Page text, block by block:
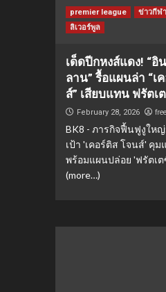
premier league ข่าวกีฬา
ลิเวอร์พูล
เด็ดปีกหงส์แดง! “อิ
ลาน” รื้อแผนล่า “เ
ส์” เสียบแทน ฟรัตเ
February 28, 2026
BK8 - ภารกิจฟื้นฟูงูใหญ่
เป้า 'เคอร์ติส โจนส์' คุม
พร้อมแผนปล่อย 'ฟรัตเ
(more…)